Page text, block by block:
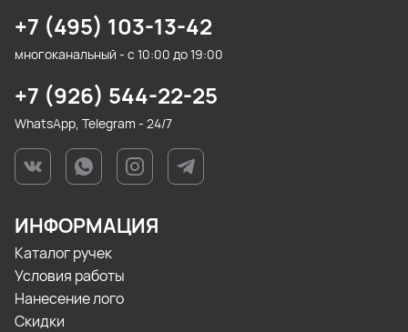
+7 (495) 103-13-42
многоканальный - с 10:00 до 19:00
+7 (926) 544-22-25
WhatsApp, Telegram - 24/7
ИНФОРМАЦИЯ
Каталог ручек
Условия работы
Нанесение лого
Скидки